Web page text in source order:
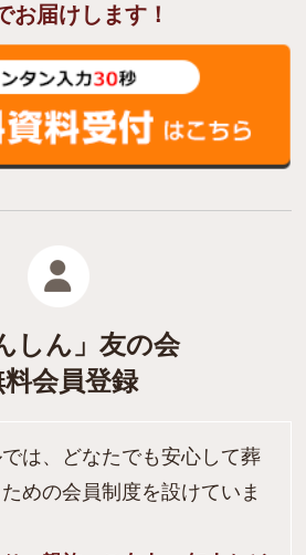
お届けします！
しん」友の会
会員登録
は、どなたでも安心して葬
めの会員制度を設けていま